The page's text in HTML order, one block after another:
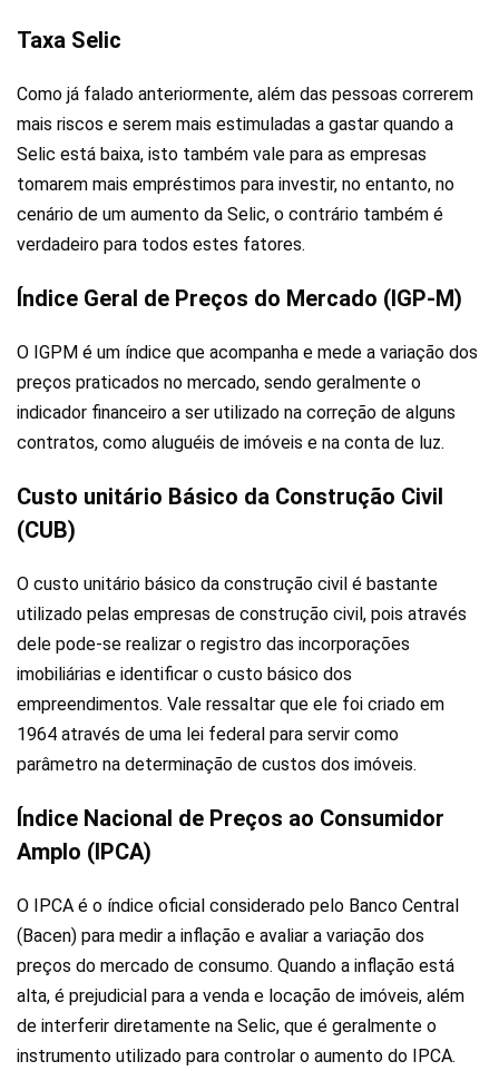
Taxa Selic
Como já falado anteriormente, além das pessoas correrem
mais riscos e serem mais estimuladas a gastar quando a
Selic está baixa, isto também vale para as empresas
tomarem mais empréstimos para investir, no entanto, no
cenário de um aumento da Selic, o contrário também é
verdadeiro para todos estes fatores.
Índice Geral de Preços do Mercado (IGP-M)
O IGPM é um índice que acompanha e mede a variação dos
preços praticados no mercado, sendo geralmente o
indicador financeiro a ser utilizado na correção de alguns
contratos, como aluguéis de imóveis e na conta de luz.
Custo unitário Básico da Construção Civil
(CUB)
O custo unitário básico da construção civil é bastante
utilizado pelas empresas de construção civil, pois através
dele pode-se realizar o registro das incorporações
imobiliárias e identificar o custo básico dos
empreendimentos. Vale ressaltar que ele foi criado em
1964 através de uma lei federal para servir como
parâmetro na determinação de custos dos imóveis.
Índice Nacional de Preços ao Consumidor
Amplo (IPCA)
O IPCA é o índice oficial considerado pelo Banco Central
(Bacen) para medir a inflação e avaliar a variação dos
preços do mercado de consumo. Quando a inflação está
alta, é prejudicial para a venda e locação de imóveis, além
de interferir diretamente na Selic, que é geralmente o
instrumento utilizado para controlar o aumento do IPCA.